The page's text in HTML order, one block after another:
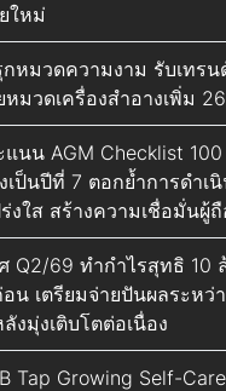
ใหม่
กหมวดความงาม รับเทร
มวดเครื่องสำอางเพิ่ม
แนน AGM Checklist
งเป็นปีที่ 7 ตอกย้ำการดำ
งใส สร้างความเชื่อมั่นผู้
Q2/69 ทำกำไรสุทธิ 10
น เตรียมจ่ายปันผลระหว่
งมุ่งเติบโตต่อเนื่อง
Tap Growing Self-